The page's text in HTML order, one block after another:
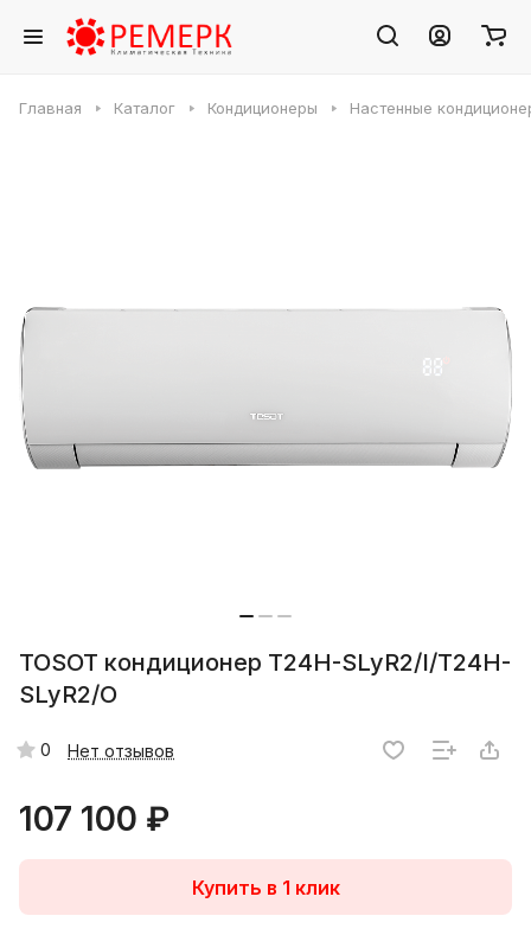
Главная Каталог Кондиционеры Настенные
TOSOT кондиционер T24H-SLyR2/I/T24H-
SLyR2/O
0 Нет отзывов
107 100 ₽
Купить в 1 клик